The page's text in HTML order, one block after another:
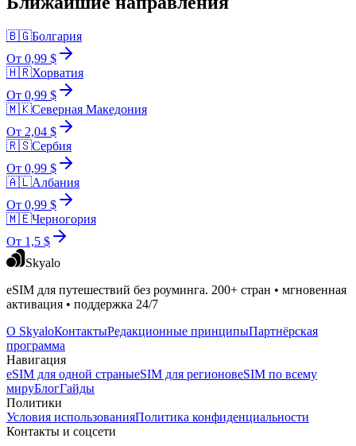
🇧🇬Болгария
От 0,99 $
🇭🇷Хорватия
От 0,99 $
🇲🇰Северная Македония
От 2,04 $
🇷🇸Сербия
От 0,99 $
🇦🇱Албания
От 0,99 $
🇲🇪Черногория
От 1,5 $
Skyalo
eSIM для путешествий без роуминга. 200+ стран • мгновенная
активация • поддержка 24/7
О SkyaloКонтактыРедакционные принципыПартнёрская
программа
Навигация
eSIM для одной страныeSIM для регионовeSIM по всему
мируБлогГайды
Политики
Условия использованияПолитика конфиденциальности
Контакты и соцсети